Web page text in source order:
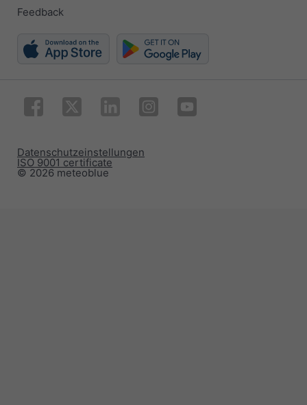
Feedback
© 2026 meteoblue
ISO 9001 certificate
Datenschutzeinstellungen